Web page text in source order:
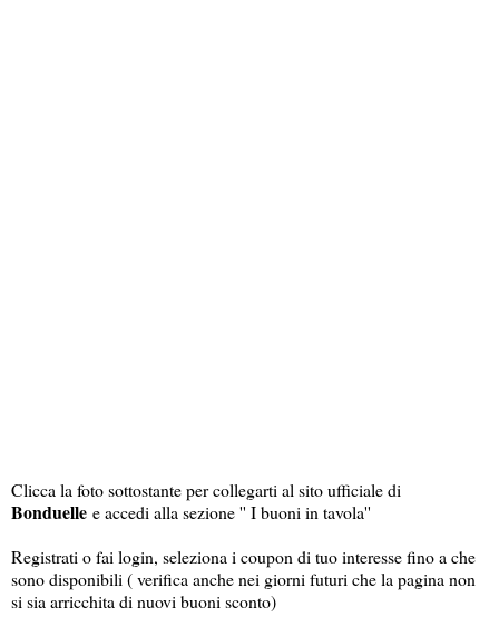
Clicca la foto sottostante per collegarti al sito ufficiale di
Bonduelle e accedi alla sezione '' I buoni in tavola''
Registrati o fai login, seleziona i coupon di tuo interesse fino a che
sono disponibili ( verifica anche nei giorni futuri che la pagina non
si sia arricchita di nuovi buoni sconto)